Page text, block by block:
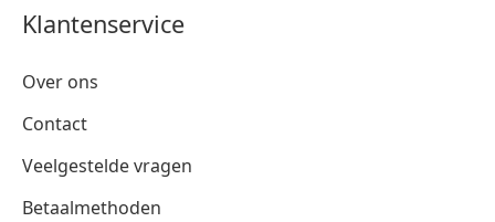
Klantenservice
Over ons
Contact
Veelgestelde vragen
Betaalmethoden